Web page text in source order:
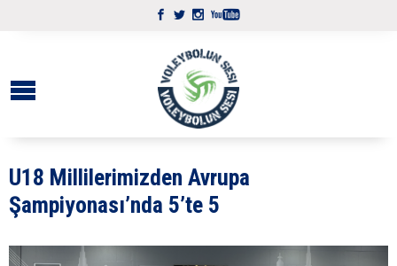
U18 Millilerimizden Avrupa
Şampiyonası’nda 5’te 5